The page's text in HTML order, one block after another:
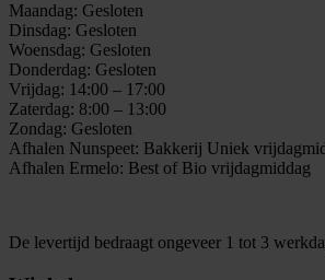
Maandag: Gesloten
Dinsdag: Gesloten
Woensdag: Gesloten
Donderdag: Gesloten
Vrijdag: 14:00 – 17:00
Zaterdag: 8:00 – 13:00
Zondag: Gesloten
Afhalen Nunspeet: Bakkerij Uniek
Afhalen Ermelo: Best of Bio vrijdagmiddag
De levertijd bedraagt ongeveer 1 tot 3